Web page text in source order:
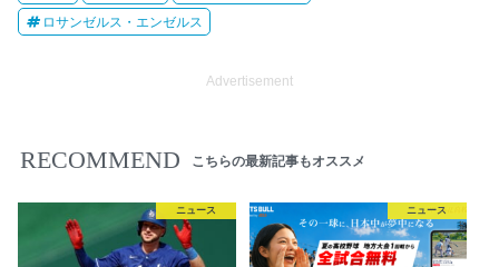
ロサンゼルス・エンゼルス
Advertisement
RECOMMEND こちらの最新記事もオススメ
ニュース ニュース